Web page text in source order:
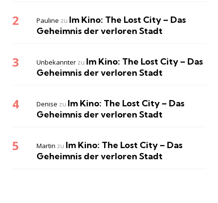
Pauline zu Im Kino: The Lost City – Das
Geheimnis der verloren Stadt
Unbekannter zu Im Kino: The Lost City – Das
Geheimnis der verloren Stadt
Denise zu Im Kino: The Lost City – Das
Geheimnis der verloren Stadt
Martin zu Im Kino: The Lost City – Das
Geheimnis der verloren Stadt